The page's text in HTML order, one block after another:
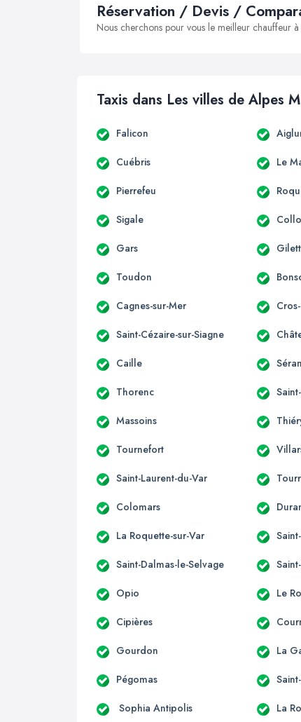
Réservation / Devis /
Nous cherchons pour vous le meilleur chauffeur
Taxis dans Les villes de Alpes
Falicon
Cuébris Le
Pierrefeu
Sigale
Gars
Toudon
Cagnes-sur-Mer
Saint-Cézaire-sur-Siagne
Caille
Thorenc
Massoins
Tournefort
Saint-Laurent-du-Var
Colomars
La Roquette-sur-Var
Saint-Dalmas-le-Selvage
Opio Le
Cipières
Gourdon La
Pégomas
Sophia Antipolis La